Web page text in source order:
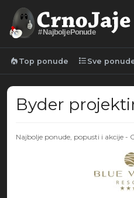
#NajboljePonude
local_fire_department Top ponude format_list_bulleted Sve
Byder
Najbolje ponude, popusti i akcije -